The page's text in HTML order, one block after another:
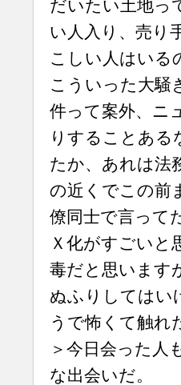
だいたい土地っ
い人入り、売り
こしい人はいる
こういった大騒
件って案外、ニ
りすることある
たか、あれは法
の近くでこの前
僚同士で言って
Ｘ化がすごいと
毒だと思います
ぬふりしてはい
うで怖くて触れ
＞今日会った人
な出会いだ。